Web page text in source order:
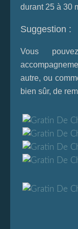
durant 25 à 30
Suggestion :
Vous
autre, ou
bien sûr, de